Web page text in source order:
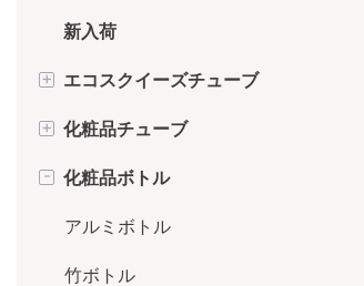
新入荷
+ エコスクイーズチューブ
アルミ製折りたたみチューブ
サトウキビチューブ
PCRチューブ
クラフト紙管
+ 化粧品チューブ
用途別チューブ
キャップ別チューブ
アプリケーター化粧品チューブ
- 化粧品ボトル
アルミボトル
竹ボトル